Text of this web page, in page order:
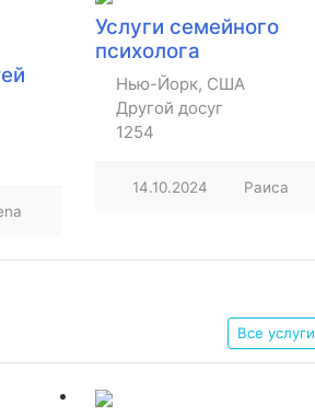
Услуги семейного
психолога
Нью-Йорк, США
Другой досуг
1254
14.10.2024 Раиса
Все услуги